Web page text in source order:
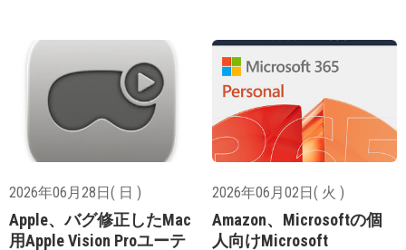
2026年06月28日( 日 )
Apple、バグ修正したMac
用Apple Vision Proユーテ
2026年06月02日( 火 )
Amazon、Microsoftの個
人向けMicrosoft